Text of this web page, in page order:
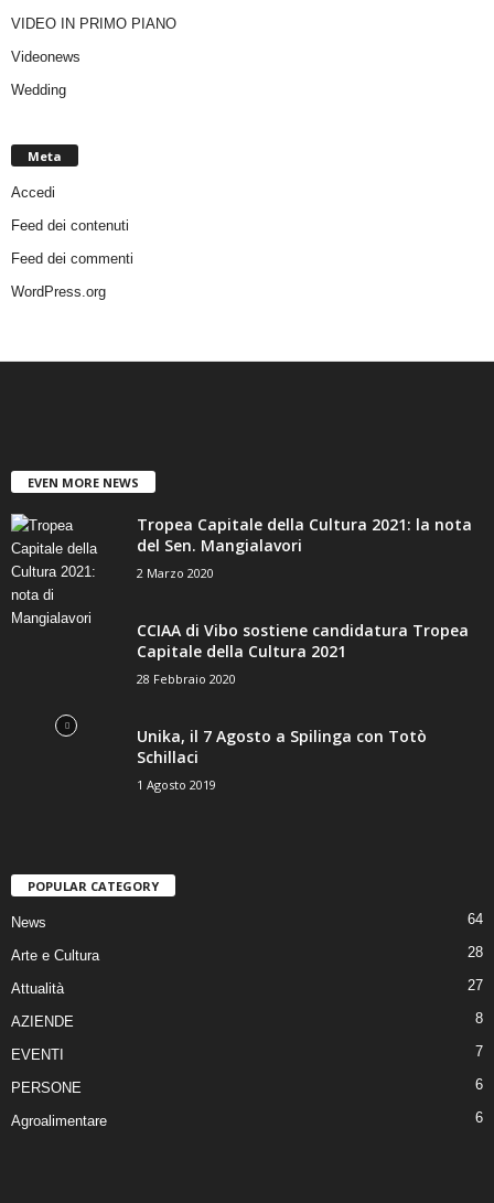
VIDEO IN PRIMO PIANO
Videonews
Wedding
Meta
Accedi
Feed dei contenuti
Feed dei commenti
WordPress.org
EVEN MORE NEWS
Tropea Capitale della Cultura 2021: la nota
del Sen. Mangialavori
2 Marzo 2020
CCIAA di Vibo sostiene candidatura Tropea
Capitale della Cultura 2021
28 Febbraio 2020
Unika, il 7 Agosto a Spilinga con Totò
Schillaci
1 Agosto 2019
POPULAR CATEGORY
News 64
Arte e Cultura 28
Attualità 27
AZIENDE 8
EVENTI 7
PERSONE 6
Agroalimentare 6